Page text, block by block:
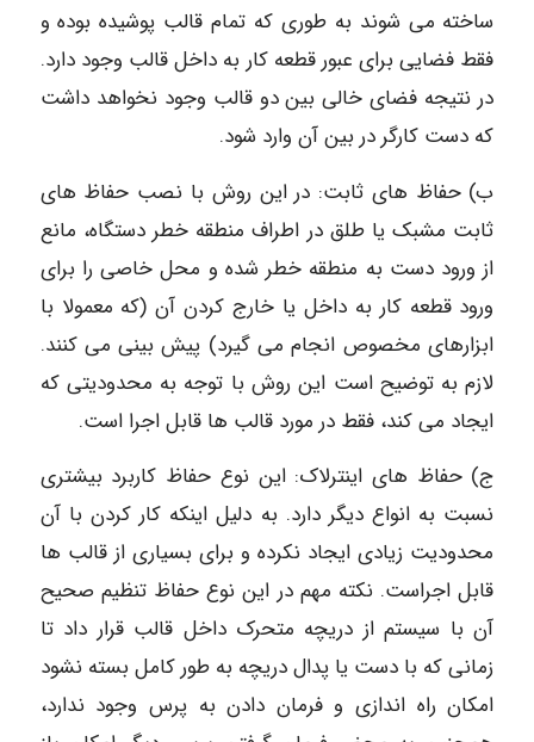
ساخته می شوند به طوری که تمام قالب پوشیده بوده و
فقط فضایی برای عبور قطعه کار به داخل قالب وجود دارد.
در نتیجه فضای خالی بین دو قالب وجود نخواهد داشت
که دست کارگر در بین آن وارد شود.
ب) حفاظ های ثابت: در این روش با نصب حفاظ های
ثابت مشبک یا طلق در اطراف منطقه خطر دستگاه، مانع
از ورود دست به منطقه خطر شده و محل خاصی را برای
ورود قطعه کار به داخل یا خارج کردن آن (که معمولا با
ابزارهای مخصوص انجام می گیرد) پیش بینی می کنند.
لازم به توضیح است این روش با توجه به محدودیتی که
ایجاد می کند، فقط در مورد قالب ها قابل اجرا است.
ج) حفاظ های اینترلاک: این نوع حفاظ کاربرد بیشتری
نسبت به انواع دیگر دارد. به دلیل اینکه کار کردن با آن
محدودیت زیادی ایجاد نکرده و برای بسیاری از قالب ها
قابل اجراست. نکته مهم در این نوع حفاظ تنظیم صحیح
آن با سیستم از دریچه متحرک داخل قالب قرار داد تا
زمانی که با دست یا پدال دریچه به طور کامل بسته نشود
امکان راه اندازی و فرمان دادن به پرس وجود ندارد،